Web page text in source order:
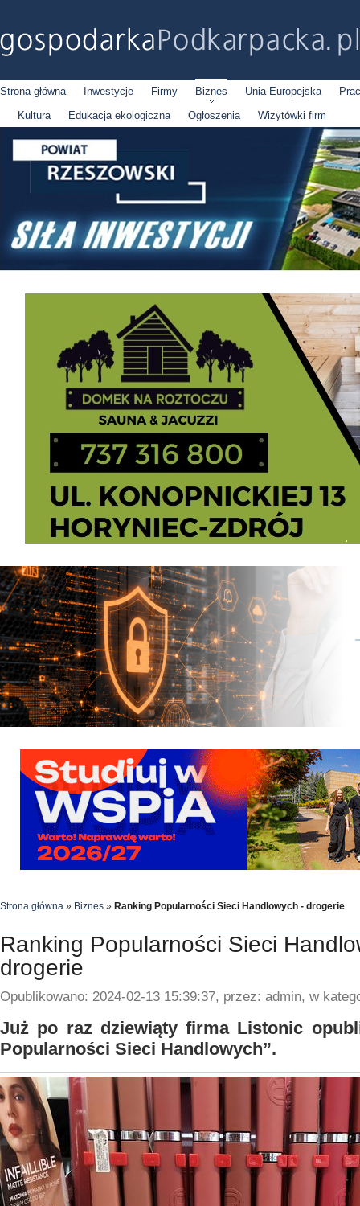
Strona główna Inwestycje Firmy Biznes Unia Europejska
Kultura
Edukacja ekologiczna Ogłoszenia Wizytówki firm
Strona główna » Biznes » Ranking Popularności Sieci Handlowych - drogerie
Ranking Popularności Sieci
drogerie
Opublikowano: 2024-02-13 15:39:37, przez: admin, w
Już po raz dziewiąty firma Listonic
Popularności Sieci Handlowych”.